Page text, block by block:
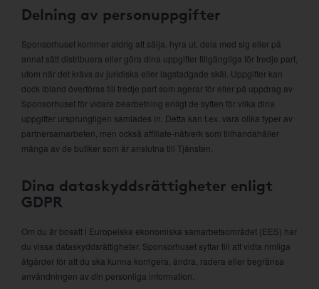
Delning av personuppgifter
Sponsorhuset kommer aldrig att sälja, hyra ut, dela med sig eller på
annat sätt distribuera eller göra dina uppgifter tillgängliga för tredje part,
utom när det krävs av juridiska eller lagstadgade skäl. Uppgifter kan
dock ibland överföras till tredje part som agerar för eller på uppdrag av
Sponsorhuset för vidare bearbetning enligt de syften för vilka dina
uppgifter ursprungligen samlades in. Detta kan t.ex. vara olika typer av
partnersamarbeten, men också affiliate-nätverk som tillhandahåller
många av de butiker som är anslutna till Tjänsten.
Dina dataskyddsrättigheter enligt
GDPR
Om du är bosatt i Europeiska ekonomiska samarbetsområdet (EES) har
du vissa dataskyddsrättigheter. Sponsorhuset syftar till att vidta rimliga
åtgärder för att du ska kunna korrigera, ändra, radera eller begränsa
användningen av din personliga information.